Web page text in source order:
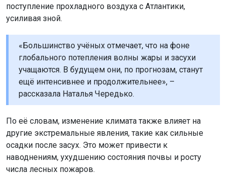
поступление прохладного воздуха с Атлантики,
усиливая зной.
«Большинство учёных отмечает, что на фоне
глобального потепления волны жары и засухи
учащаются. В будущем они, по прогнозам, станут
ещё интенсивнее и продолжительнее», –
рассказала Наталья Чередько.
По её словам, изменение климата также влияет на
другие экстремальные явления, такие как сильные
осадки после засух. Это может привести к
наводнениям, ухудшению состояния почвы и росту
числа лесных пожаров.